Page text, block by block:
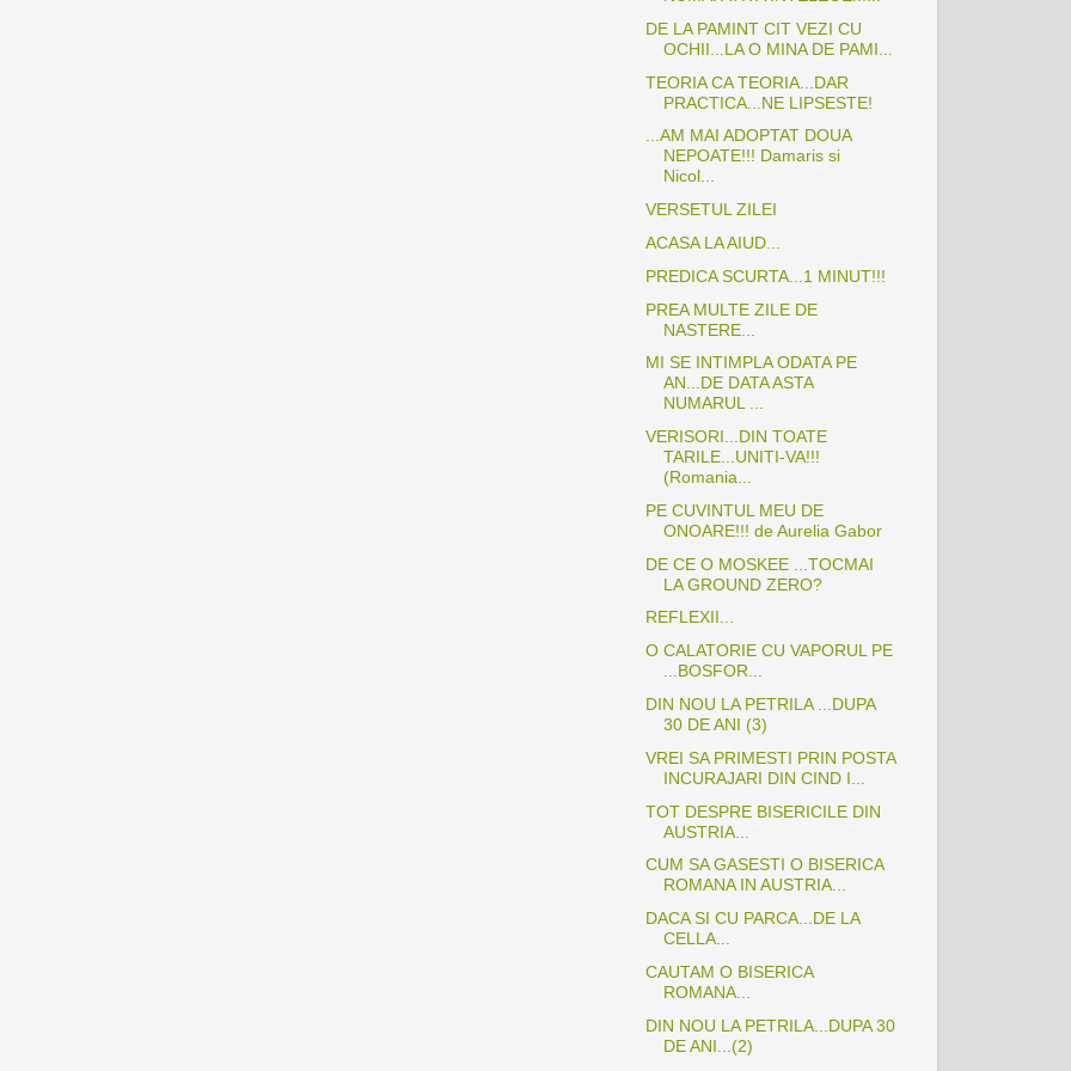
DE LA PAMINT CIT VEZI CU
OCHII...LA O MINA DE PAMI...
TEORIA CA TEORIA...DAR
PRACTICA...NE LIPSESTE!
...AM MAI ADOPTAT DOUA
NEPOATE!!! Damaris si
Nicol...
VERSETUL ZILEI
ACASA LA AIUD...
PREDICA SCURTA...1 MINUT!!!
PREA MULTE ZILE DE
NASTERE...
MI SE INTIMPLA ODATA PE
AN...DE DATA ASTA
NUMARUL ...
VERISORI...DIN TOATE
TARILE...UNITI-VA!!!
(Romania...
PE CUVINTUL MEU DE
ONOARE!!! de Aurelia Gabor
DE CE O MOSKEE ...TOCMAI
LA GROUND ZERO?
REFLEXII...
O CALATORIE CU VAPORUL PE
...BOSFOR...
DIN NOU LA PETRILA ...DUPA
30 DE ANI (3)
VREI SA PRIMESTI PRIN POSTA
INCURAJARI DIN CIND I...
TOT DESPRE BISERICILE DIN
AUSTRIA...
CUM SA GASESTI O BISERICA
ROMANA IN AUSTRIA...
DACA SI CU PARCA...DE LA
CELLA...
CAUTAM O BISERICA
ROMANA...
DIN NOU LA PETRILA...DUPA 30
DE ANI...(2)